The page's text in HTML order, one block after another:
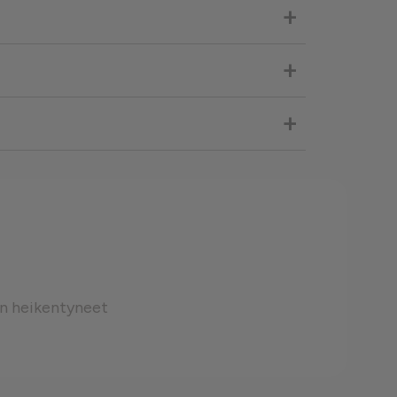
+
+
+
heikentyneet